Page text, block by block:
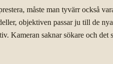
måste man tyvärr också
objektiven passar ju till de
Kameran saknar sökare och det